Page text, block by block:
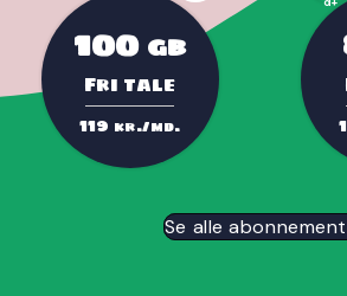
100 GB
Fri tale
119 kr./md.
Se alle